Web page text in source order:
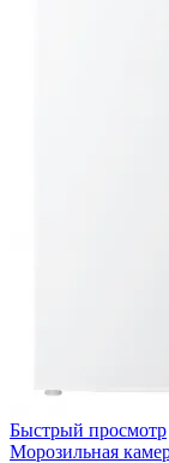
Быстрый просмотр
Морозильная